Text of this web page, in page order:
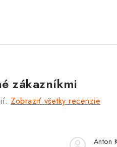
zákazníkmi
Zobraziť všetky recenzie
Anton